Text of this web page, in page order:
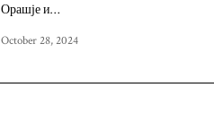
Орашје и…
October 28, 2024